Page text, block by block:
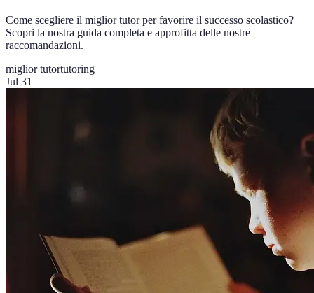
Come scegliere il miglior tutor per favorire il successo scolastico?
Scopri la nostra guida completa e approfitta delle nostre
raccomandazioni.
miglior tutortutoring
Jul 31